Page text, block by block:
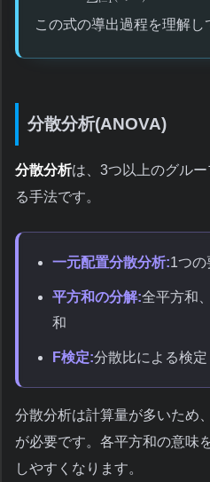
この式の導出過程を理解し
分散分析(ANOVA)
分散分析は、3つ以上のグル
る手法です。
一元配置分散分析:1つ
平方和の分解:全平方和
和
F検定:分散比による検定
分散分析は計算量が多いため、
が必要です。各平方和の意味
しやすくなります。